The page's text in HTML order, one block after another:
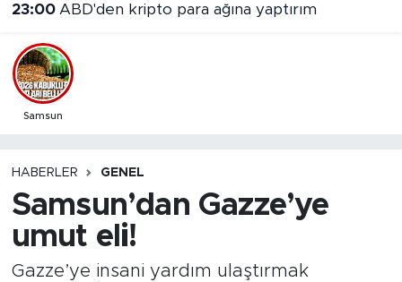
23:00 ABD'den kripto para ağına yaptırım
Samsun
HABERLER GENEL
Samsun’dan Gazze’ye
umut eli!
Gazze’ye insani yardım ulaştırmak
Samsun Namaz Vakitleri
Trafik Durumu
Süper Lig Puan Durumu ve Fikstür
Son Dakika Haberleri
Haber Arşivi